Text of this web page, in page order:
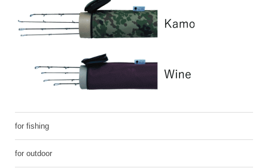
for fishing
for outdoor